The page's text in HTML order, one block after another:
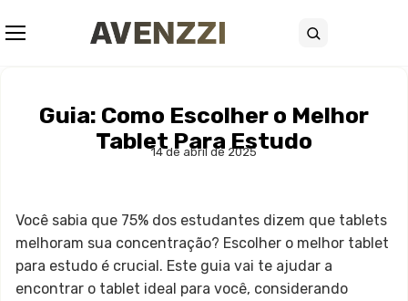
Buscar
Guia: Como Escolher o Melhor
Tablet Para Estudo
14 de abril de 2025
Você sabia que 75% dos estudantes dizem que tablets
melhoram sua concentração? Escolher o melhor tablet
para estudo é crucial. Este guia vai te ajudar a
encontrar o tablet ideal para você, considerando